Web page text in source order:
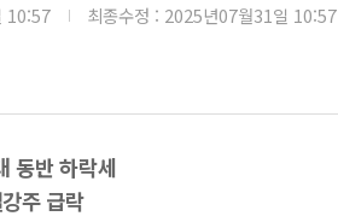
10:57 최종수정 : 2025년07월31일 10:57
동반 하락세
주 급락